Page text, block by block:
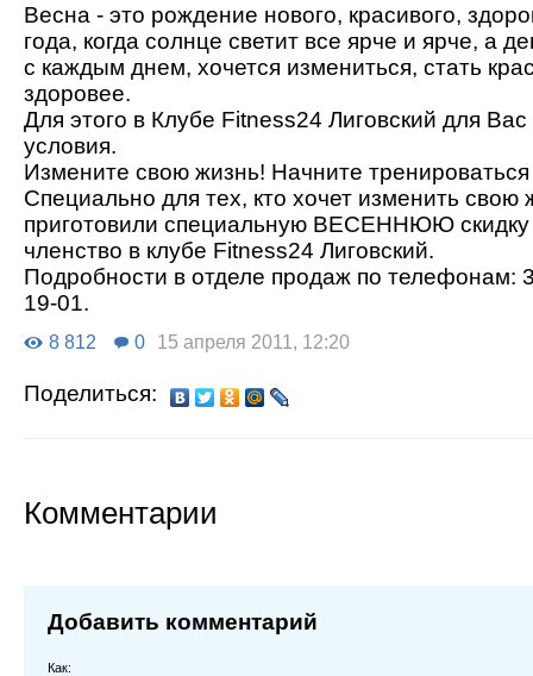
Весна - это рождение нового, красивого,
года, когда солнце светит все ярче и ярче, а
с каждым днем, хочется измениться, стать
здоровее.
Для этого в Клубе Fitness24 Лиговский для
условия.
Измените свою жизнь! Начните
Специально для тех, кто хочет изменить свою
приготовили специальную ВЕСЕННЮЮ скидку
членство в клубе Fitness24 Лиговский.
Подробности в отделе продаж по телефонам:
19-01.
8 812 0 15 апреля 2011, 12:20
Поделиться:
Комментарии
Добавить комментарий
Как: